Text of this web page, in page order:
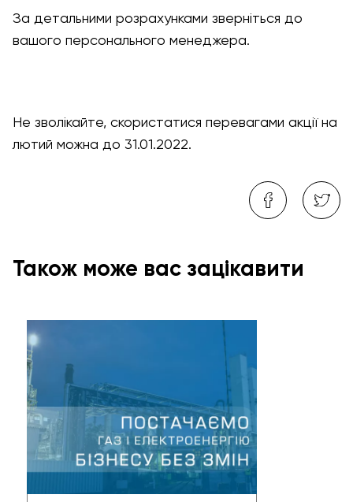
За детальними розрахунками зверніться до
вашого персонального менеджера.
Не зволікайте, скористатися перевагами акції на
лютий можна до 31.01.2022.
Також може вас зацікавити